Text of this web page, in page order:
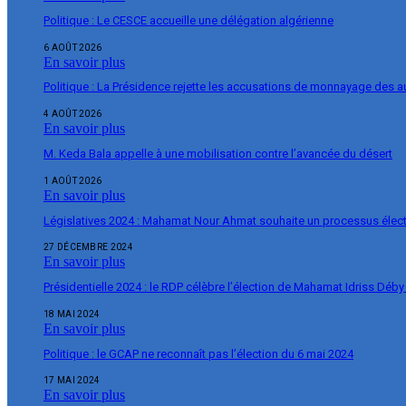
Politique : Le CESCE accueille une délégation algérienne
6 AOÛT 2026
En savoir plus
Politique : La Présidence rejette les accusations de monnayage des
4 AOÛT 2026
En savoir plus
M. Keda Bala appelle à une mobilisation contre l’avancée du désert
1 AOÛT 2026
En savoir plus
Législatives 2024 : Mahamat Nour Ahmat souhaite un processus
27 DÉCEMBRE 2024
En savoir plus
Présidentielle 2024 : le RDP célèbre l’élection de Mahamat Idriss
18 MAI 2024
En savoir plus
Politique : le GCAP ne reconnaît pas l’élection du 6 mai 2024
17 MAI 2024
En savoir plus